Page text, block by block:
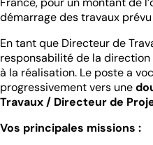
démarrage des travaux
En tant que Directeur de
responsabilité de la
à la réalisation. Le poste a
progressivement vers une
Travaux / Directeur de
Vos principales missions :